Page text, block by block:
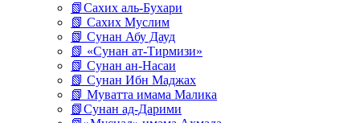
📗Сахих аль-Бухари
📗 Сахих Муслим
📗 Сунан Абу Дауд
📗 «Сунан ат-Тирмизи»
📗 Сунан ан-Насаи
📗 Сунан Ибн Маджах
📗 Муватта имама Малика
📗Сунан ад-Дарими